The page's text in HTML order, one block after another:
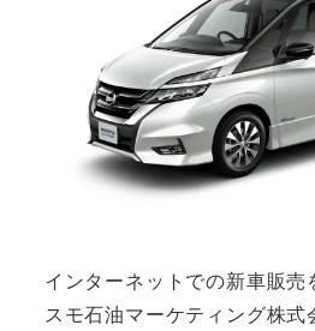
インターネットでの新車販売
スモ石油マーケティング株式